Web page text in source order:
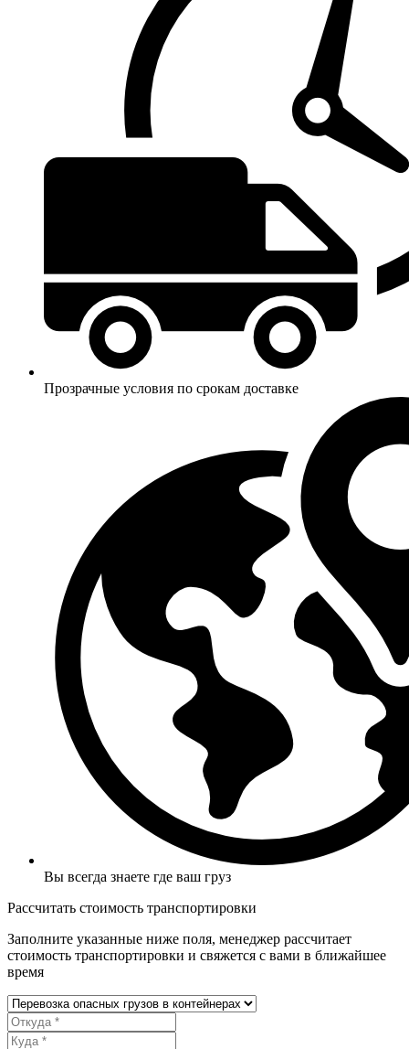
Прозрачные условия по срокам доставке
Вы всегда знаете где ваш груз
Рассчитать стоимость транспортировки
Заполните указанные ниже поля, менеджер рассчитает
стоимость транспортировки и свяжется с вами в ближайшее
время